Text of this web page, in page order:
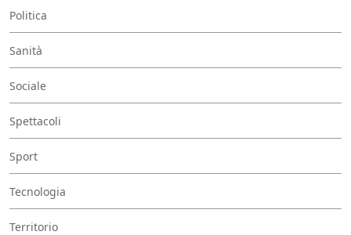
Politica
Sanità
Sociale
Spettacoli
Sport
Tecnologia
Territorio